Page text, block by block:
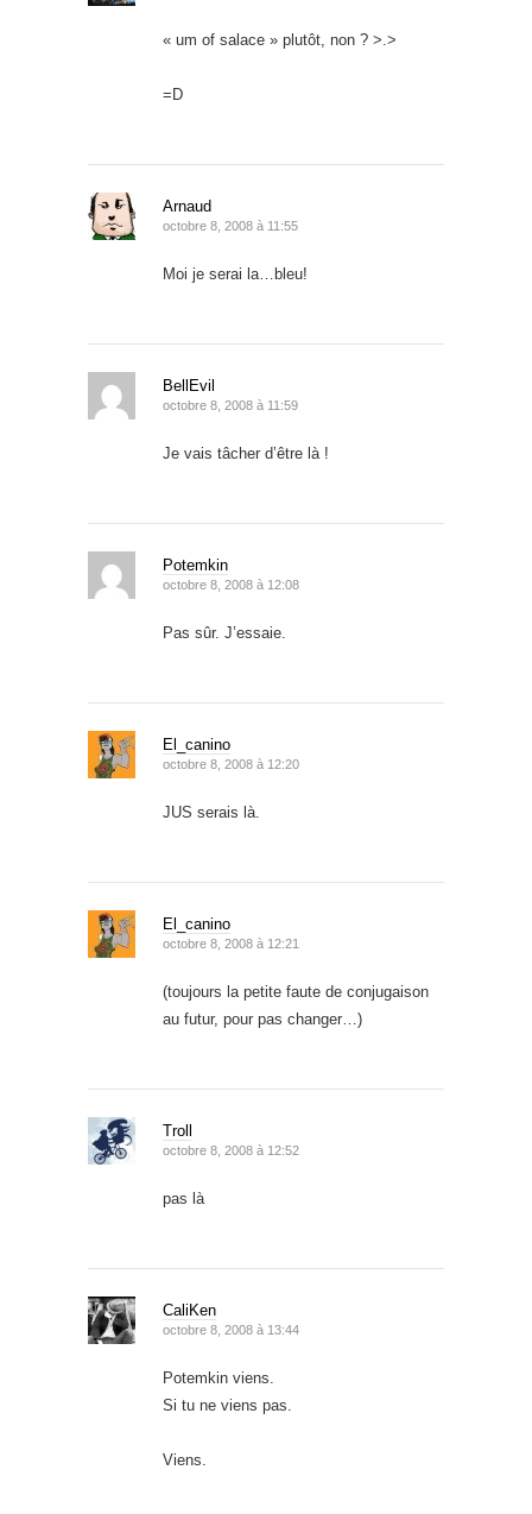
« um of salace » plutôt, non ? >.>
=D
Arnaud
octobre 8, 2008 à 11:55
Moi je serai la…bleu!
BellEvil
octobre 8, 2008 à 11:59
Je vais tâcher d’être là !
Potemkin
octobre 8, 2008 à 12:08
Pas sûr. J’essaie.
El_canino
octobre 8, 2008 à 12:20
JUS serais là.
El_canino
octobre 8, 2008 à 12:21
(toujours la petite faute de conjugaison
au futur, pour pas changer…)
Troll
octobre 8, 2008 à 12:52
pas là
CaliKen
octobre 8, 2008 à 13:44
Potemkin viens.
Si tu ne viens pas.
Viens.